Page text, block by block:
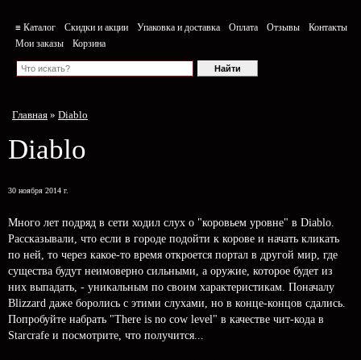
≡ Каталог Скидки и акции Упаковка и доставка Оплата Отзывы
Контакты
Мои заказы
Корзина
Главная » Diablo
Diablo
30 ноября 2014 г.
Много лет подряд в сети ходил слух о "коровьем уровне" в Diablo.
Рассказывали, что если в городе подойти к корове и начать кликать
по ней, то через какое-то время откроется портал в другой мир, где
существа будут неимоверно сильными, а оружие, которое будет из
них выпадать, - уникальным по своим характеристикам. Поначалу
Blizzard даже боролись с этими слухами, но в конце-концов сдались.
Попробуйте набрать "There is no cow level" в качестве чит-кода в
Starcrafe и посмотрите, что получится...